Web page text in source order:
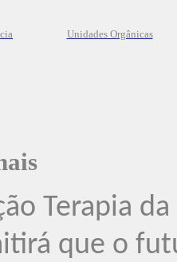
Unidades Orgânicas
Terapia
que o